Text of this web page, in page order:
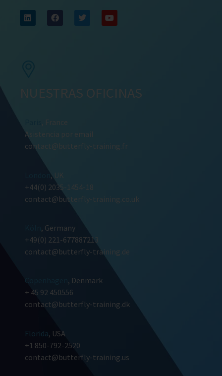
NUESTRAS OFICINAS
, France
Asistencia por email
contact@butterfly-training.fr
, UK
+44(0) 2035-1454-18
contact@butterfly-training.co.uk
, Germany
+49(0) 221-677887213
contact@butterfly-training.de
Copenhagen , Denmark
+ 45 92 450556
contact@butterfly-training.dk
Florida, USA
+1 850-792-2520
contact@butterfly-training.us